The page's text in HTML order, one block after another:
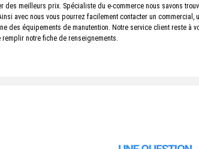
meilleurs prix. Spécialiste du e-commerce nous savons
avec nous vous pourrez facilement contacter un
des équipements de manutention. Notre service client reste à
notre fiche de renseignements.